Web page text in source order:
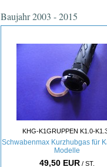
Baujahr 2003 - 2015
KHG-K1GRUPPEN K1.0-
Schwabenmax Kurzhubgas für
Modelle
49,50 EUR / ST.